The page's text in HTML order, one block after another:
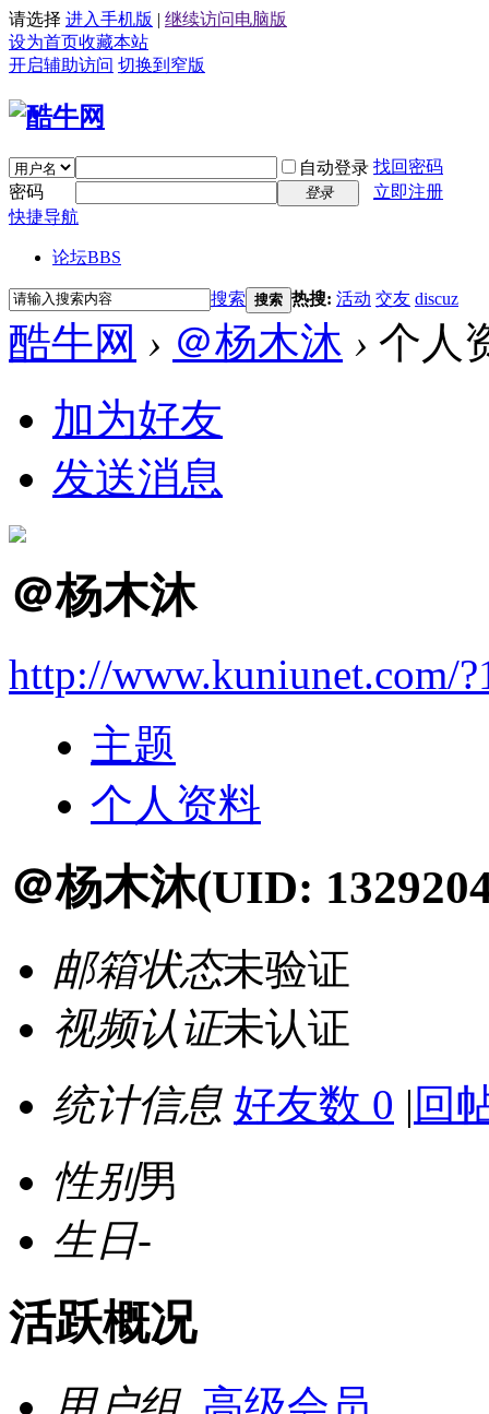
请选择 进入手机版 | 继续访问电脑版
设为首页收藏本站
开启辅助访问 切换到窄版
自动登录 找回密码
密码
登录
立即注册
快捷导航
论坛BBS
搜索 搜索 热搜: 活动 交友 discuz
酷牛网 › ＠杨木沐 › 个人
加为好友
发送消息
＠杨木沐
http://www.kuniunet.com/
主题
个人资料
＠杨木沐(UID:
邮箱状态未验证
视频认证未认证
统计信息 好友数 0 | 回
性别男
生日-
活跃概况